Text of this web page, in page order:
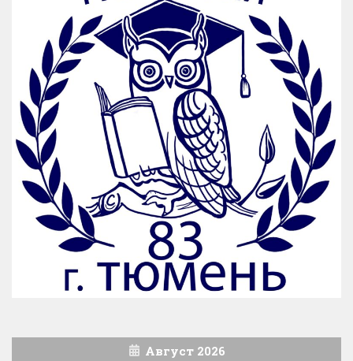
Август 2026